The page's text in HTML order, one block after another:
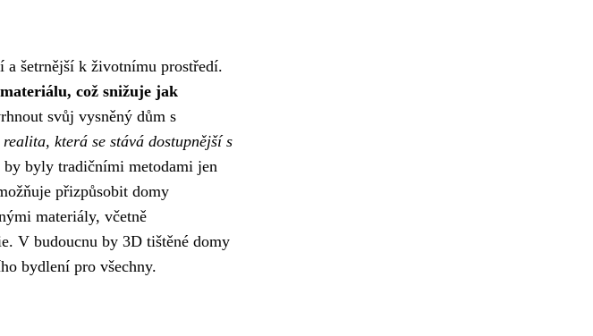
a šetrnější k životnímu prostředí.
což snižuje jak
svůj vysněný dům s
která se stává dostupnější s
byly tradičními metodami jen
přizpůsobit domy
materiály, včetně
V budoucnu by 3D tištěné domy
bydlení pro všechny.